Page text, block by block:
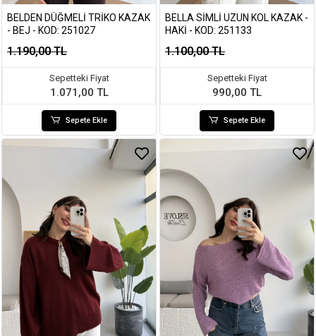
BELDEN DÜĞMELI TRIKO KAZAK
- BEJ - KOD: 251027
1.190,00 TL
Sepetteki Fiyat
1.071,00 TL
Sepete Ekle
BELLA SIMLI UZUN KOL KAZAK -
HAKI - KOD: 251133
1.100,00 TL
Sepetteki Fiyat
990,00 TL
Sepete Ekle